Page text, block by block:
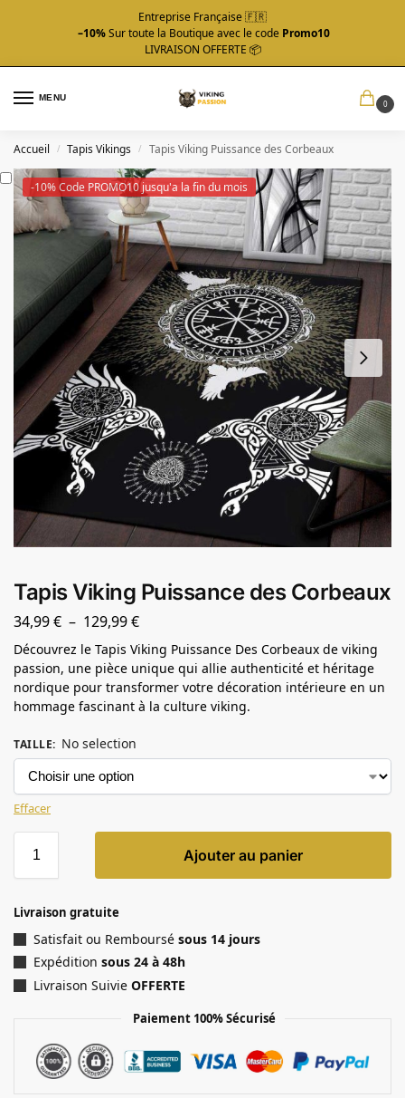
Entreprise Française 🇫🇷
–10%Sur toute la Boutique avec le code Promo10
LIVRAISON OFFERTE 📦
MENU
0
Accueil / Tapis Vikings / Tapis Viking Puissance des Corbeaux
-10% Code PROMO10 jusqu'a la fin du mois
Tapis Viking Puissance des Corbeaux
34,99€ – 129,99€
Découvrez le Tapis Viking Puissance Des Corbeaux de viking
passion, une pièce unique qui allie authenticité et héritage
nordique pour transformer votre décoration intérieure en un
hommage fascinant à la culture viking.
TAILLE: No selection
Effacer
Ajouter au panier
Livraison gratuite
Satisfait ou Remboursé sous 14 jours
Expédition sous 24 à 48h
Livraison Suivie OFFERTE
Paiement 100% Sécurisé